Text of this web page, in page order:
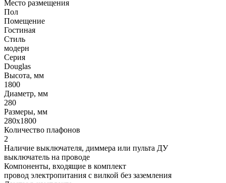
Место размещения
Пол
Помещение
Гостиная
Стиль
модерн
Серия
Douglas
Высота, мм
1800
Диаметр, мм
280
Размеры, мм
280x1800
Количество плафонов
2
Наличие выключателя, диммера или пульта ДУ
выключатель на проводе
Компоненты, входящие в комплект
провод электропитания с вилкой без заземления